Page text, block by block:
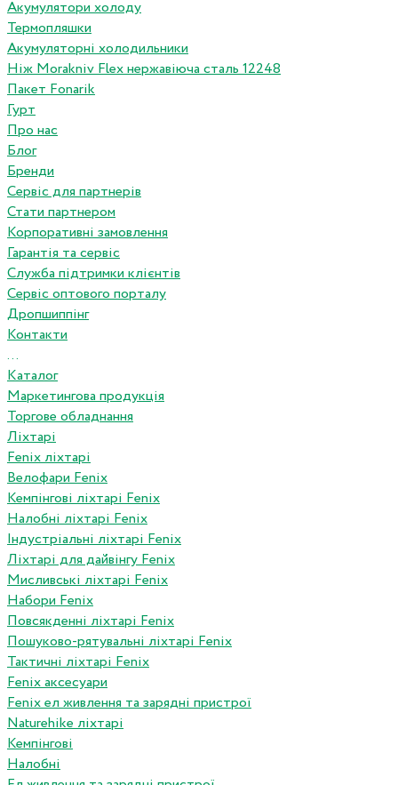
Акумулятори холоду
Термопляшки
Акумуляторні холодильники
Ніж Morakniv Flex нержавіюча сталь 12248
Пакет Fonarik
Гурт
Про нас
Блог
Бренди
Сервіс для партнерів
Стати партнером
Корпоративні замовлення
Гарантія та сервіс
Служба підтримки клієнтів
Сервіс оптового порталу
Дропшиппінг
Контакти
...
Каталог
Маркетингова продукція
Торгове обладнання
Ліхтарі
Fenix ліхтарі
Велофари Fenix
Кемпінгові ліхтарі Fenix
Налобні ліхтарі Fenix
Індустріальні ліхтарі Fenix
Ліхтарі для дайвінгу Fenix
Мисливські ліхтарі Fenix
Набори Fenix
Повсякденні ліхтарі Fenix
Пошуково-рятувальні ліхтарі Fenix
Тактичні ліхтарі Fenix
Fenix аксесуари
Fenix ел живлення та зарядні пристрої
Naturehike ліхтарі
Кемпінгові
Налобні